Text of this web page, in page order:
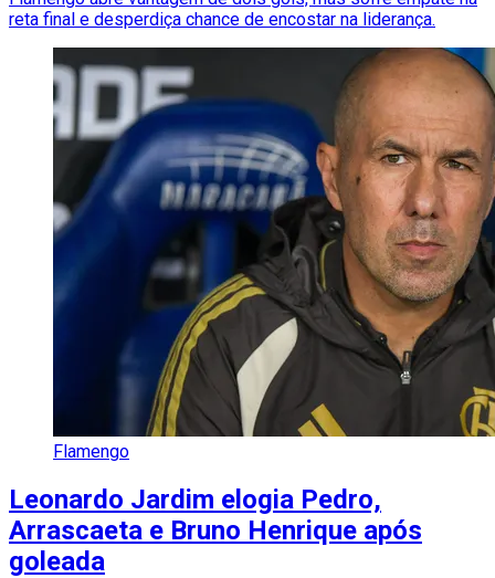
reta final e desperdiça chance de encostar na liderança.
Flamengo
Leonardo Jardim elogia Pedro,
Arrascaeta e Bruno Henrique após
goleada